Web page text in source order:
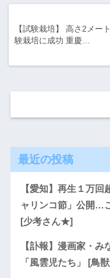
【試験栽培】 高さ2メー
験栽培に成功 重慶…
最近の投稿
【愛知】再生１万
ャリンコ節」公開…
[少考さん★]
【訃報】漫画家・
「風雲児たち」 [鳥